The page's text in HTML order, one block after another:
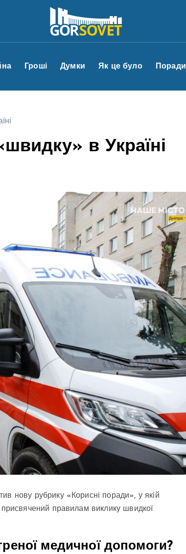
Гроші Думки Як це було Поради
в Україні
нову рубрику «Корисні поради», у якій
правилам виклику швидкої
медичної допомоги?